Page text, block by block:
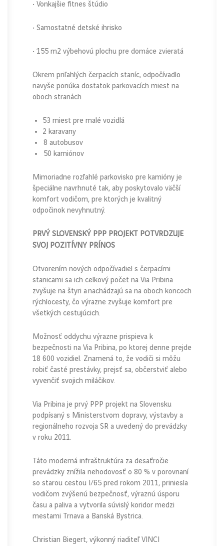
• Vonkajšie fitnes štúdio
• Samostatné detské ihrisko
• 155 m2 výbehovú plochu pre domáce zvieratá
Okrem priľahlých čerpacích staníc, odpočívadlo
navyše ponúka dostatok parkovacích miest na
oboch stranách
53 miest pre malé vozidlá
2 karavany
8 autobusov
50 kamiónov
Mimoriadne rozľahlé parkovisko pre kamióny je
špeciálne navrhnuté tak, aby poskytovalo väčší
komfort vodičom, pre ktorých je kvalitný
odpočinok nevyhnutný.
PRVÝ SLOVENSKÝ PPP PROJEKT POTVRDZUJE
SVOJ POZITÍVNY PRÍNOS
Otvorením nových odpočívadiel s čerpacími
stanicami sa ich celkový počet na Via Pribina
zvyšuje na štyri a nachádzajú sa na oboch koncoch
rýchlocesty, čo výrazne zvyšuje komfort pre
všetkých cestujúcich.
Možnosť oddychu výrazne prispieva k
bezpečnosti na Via Pribina, po ktorej denne prejde
18 600 vozidiel. Znamená to, že vodiči si môžu
robiť časté prestávky, prejsť sa, občerstviť alebo
vyvenčiť svojich miláčikov.
Via Pribina je prvý PPP projekt na Slovensku
podpísaný s Ministerstvom dopravy, výstavby a
regionálneho rozvoja SR a uvedený do prevádzky
v roku 2011.
Táto moderná infraštruktúra za desaťročie
prevádzky znížila nehodovosť o 80 % v porovnaní
so starou cestou I/65 pred rokom 2011, priniesla
vodičom zvýšenú bezpečnosť, výraznú úsporu
času a paliva a vytvorila súvislý koridor medzi
mestami Trnava a Banská Bystrica.
Christian Biegert, výkonný riaditeľ VINCI